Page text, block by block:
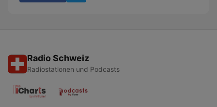
Radio Schweiz
Radiostationen und Podcasts